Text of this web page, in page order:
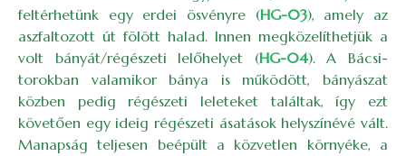
feltérhetünk egy erdei ösvényre (HG-03), amely az
aszfaltozott út fölött halad. Innen megközelíthetjük a
volt bányát/régészeti lelőhelyet (HG-04). A Bácsi-
torokban valamikor bánya is működött, bányászat
közben pedig régészeti leleteket találtak, így ezt
követően egy ideig régészeti ásatások helyszínévé vált.
Manapság teljesen beépült a közvetlen környéke, a